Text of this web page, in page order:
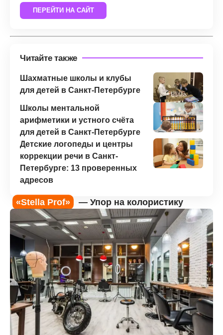
ПЕРЕЙТИ НА САЙТ
Читайте также
Шахматные школы и клубы
для детей в Санкт-Петербурге
Школы ментальной
арифметики и устного счёта
для детей в Санкт-Петербурге
Детские логопеды и центры
коррекции речи в Санкт-
Петербурге: 13 проверенных
адресов
«Stella Prof» — Упор на колористику